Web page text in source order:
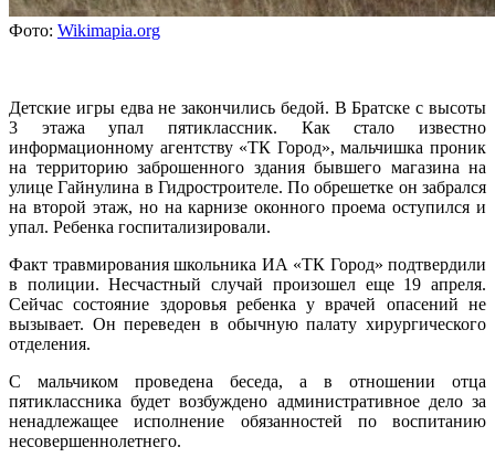
Фото: Wikimapia.org
Детские игры едва не закончились бедой. В Братске с высоты
3 этажа упал пятиклассник. Как стало известно
информационному агентству «ТК Город», мальчишка проник
на территорию заброшенного здания бывшего магазина на
улице Гайнулина в Гидростроителе. По обрешетке он забрался
на второй этаж, но на карнизе оконного проема оступился и
упал. Ребенка госпитализировали.
Факт травмирования школьника ИА «ТК Город» подтвердили
в полиции. Несчастный случай произошел еще 19 апреля.
Сейчас состояние здоровья ребенка у врачей опасений не
вызывает. Он переведен в обычную палату хирургического
отделения.
С мальчиком проведена беседа, а в отношении отца
пятиклассника будет возбуждено административное дело за
ненадлежащее исполнение обязанностей по воспитанию
несовершеннолетнего.